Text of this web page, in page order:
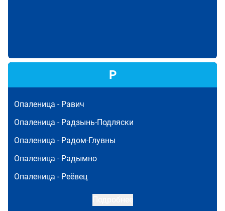
Р
Опаленица - Равич
Опаленица - Радзынь-Подляски
Опаленица - Радом-Глувны
Опаленица - Радымно
Опаленица - Реёвец